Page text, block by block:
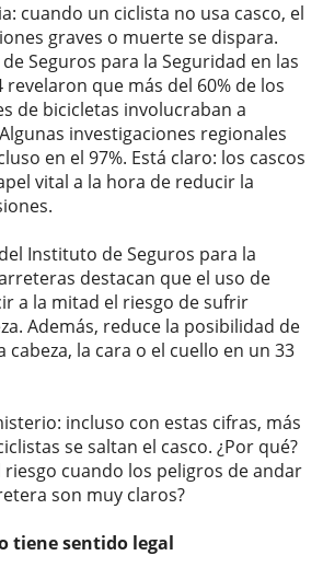
cuando un ciclista no usa casco, el
graves o muerte se dispara.
Seguros para la Seguridad en las
revelaron que más del 60% de los
de bicicletas involucraban a
investigaciones regionales
en el 97%. Está claro: los cascos
vital a la hora de reducir la
Instituto de Seguros para la
destacan que el uso de
a la mitad el riesgo de sufrir
Además, reduce la posibilidad de
la cara o el cuello en un 33
incluso con estas cifras, más
se saltan el casco. ¿Por qué?
cuando los peligros de andar
son muy claros?
tiene sentido legal